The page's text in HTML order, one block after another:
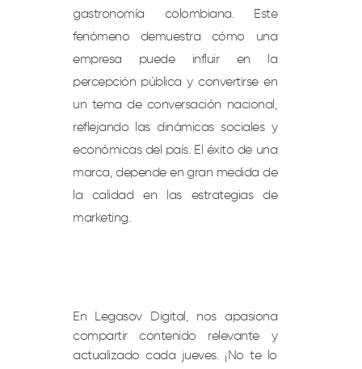
gastronomía colombiana. Este
fenómeno demuestra cómo una
empresa puede influir en la
percepción pública y convertirse en
un tema de conversación nacional,
reflejando las dinámicas sociales y
económicas del país. El éxito de una
marca, depende en gran medida de
la calidad en las estrategias de
marketing.
En Legasov Digital, nos apasiona
compartir contenido relevante y
actualizado cada jueves. ¡No te lo